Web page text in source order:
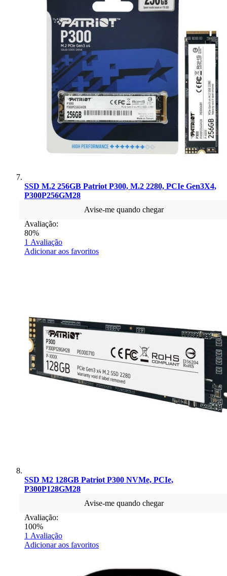
SSD M.2 256GB Patriot P300, M.2 2280, PCIe Gen3X4,
P300P256GM28
Avise-me quando chegar
Avaliação:
80%
1 Avaliação
Adicionar aos favoritos
SSD M2 128GB Patriot P300 NVMe, PCIe,
P300P128GM28
Avise-me quando chegar
Avaliação:
100%
1 Avaliação
Adicionar aos favoritos